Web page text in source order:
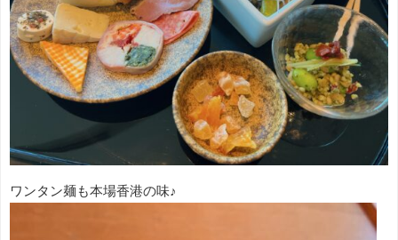
ワンタン麺も本場香港の味♪